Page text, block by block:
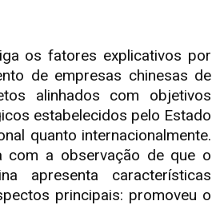
os fatores explicativos por
de empresas chinesas de
alinhados com objetivos
estabelecidos pelo Estado
quanto internacionalmente.
com a observação de que o
apresenta características
principais: promoveu o